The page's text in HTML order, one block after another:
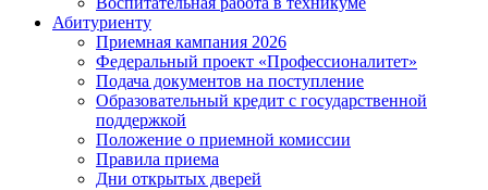
Абитуриенту
Приемная кампания 2026
Федеральный проект «Профессионалитет»
Подача документов на поступление
Образовательный кредит с государственной
поддержкой
Положение о приемной комиссии
Правила приема
Дни открытых дверей